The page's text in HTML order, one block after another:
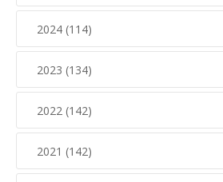
Diciembre (12)
Noviembre (17)
Octubre (15)
Septiembre (5)
Agosto (5)
2024 (114)
Diciembre (10)
Noviembre (14)
Octubre (16)
Septiembre (7)
2023 (134)
Diciembre (11)
Noviembre (12)
Octubre (17)
2022 (142)
Diciembre (15)
2021 (142)